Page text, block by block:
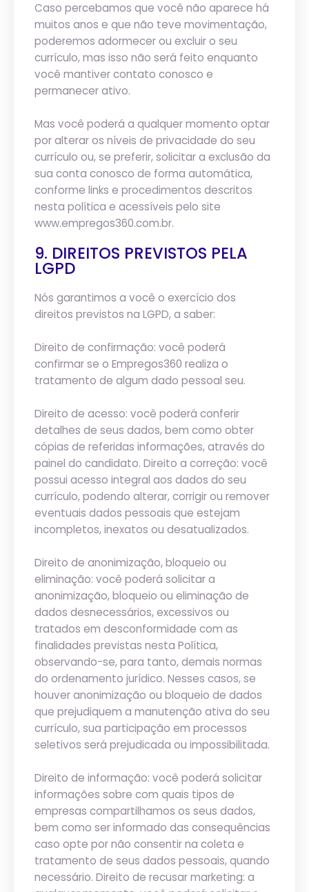
Caso percebamos que você não aparece há
muitos anos e que não teve movimentação,
poderemos adormecer ou excluir o seu
currículo, mas isso não será feito enquanto
você mantiver contato conosco e
permanecer ativo.
Mas você poderá a qualquer momento optar
por alterar os níveis de privacidade do seu
currículo ou, se preferir, solicitar a exclusão da
sua conta conosco de forma automática,
conforme links e procedimentos descritos
nesta política e acessíveis pelo site
www.empregos360.com.br.
9. DIREITOS PREVISTOS PELA
LGPD
Nós garantimos a você o exercício dos
direitos previstos na LGPD, a saber:
Direito de confirmação: você poderá
confirmar se o Empregos360 realiza o
tratamento de algum dado pessoal seu.
Direito de acesso: você poderá conferir
detalhes de seus dados, bem como obter
cópias de referidas informações, através do
painel do candidato. Direito a correção: você
possui acesso integral aos dados do seu
currículo, podendo alterar, corrigir ou remover
eventuais dados pessoais que estejam
incompletos, inexatos ou desatualizados.
Direito de anonimização, bloqueio ou
eliminação: você poderá solicitar a
anonimização, bloqueio ou eliminação de
dados desnecessários, excessivos ou
tratados em desconformidade com as
finalidades previstas nesta Política,
observando-se, para tanto, demais normas
do ordenamento jurídico. Nesses casos, se
houver anonimização ou bloqueio de dados
que prejudiquem a manutenção ativa do seu
currículo, sua participação em processos
seletivos será prejudicada ou impossibilitada.
Direito de informação: você poderá solicitar
informações sobre com quais tipos de
empresas compartilhamos os seus dados,
bem como ser informado das consequências
caso opte por não consentir na coleta e
tratamento de seus dados pessoais, quando
necessário. Direito de recusar marketing: a